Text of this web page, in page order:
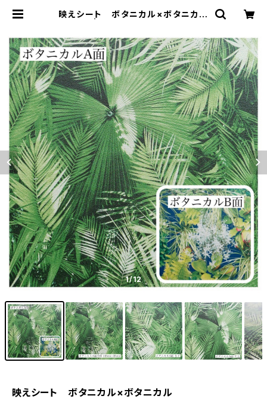
映えシート ボタニカル×ボタニカル
1/12
映えシート ボタニカル×ボタニカル